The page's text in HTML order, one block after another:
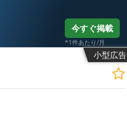
今すぐ掲載
*1件あたり/月
小型広告